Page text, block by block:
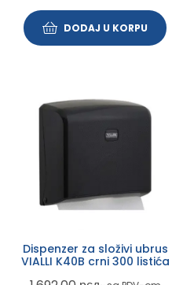
DODAJ U KORPU
Dispenzer za složivi ubrus
VIALLI K40B crni 300 listića